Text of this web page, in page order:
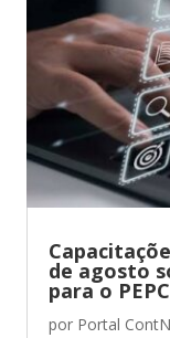
de agosto
para o PEPC
por Portal